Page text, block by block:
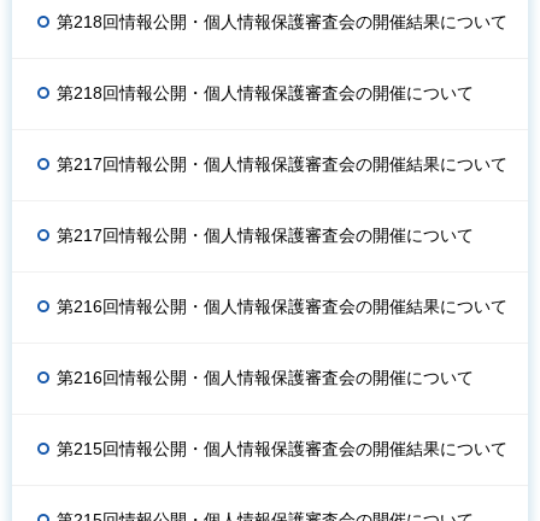
第218回情報公開・個人情報保護審査会の開催結果について
第218回情報公開・個人情報保護審査会の開催について
第217回情報公開・個人情報保護審査会の開催結果について
第217回情報公開・個人情報保護審査会の開催について
第216回情報公開・個人情報保護審査会の開催結果について
第216回情報公開・個人情報保護審査会の開催について
第215回情報公開・個人情報保護審査会の開催結果について